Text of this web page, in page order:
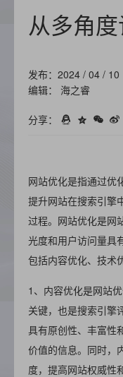
从多角
发布：2024 / 04 / 10
编辑： 海之睿
分享：
网站优化是指通过优
提升网站在搜索引擎
过程。网站优化是网
光度和用户访问量具
包括内容优化、技术
1、内容优化是网站
关键，也是搜索引擎
具有原创性、丰富性
价值的信息。同时，
度，提高网站权威性